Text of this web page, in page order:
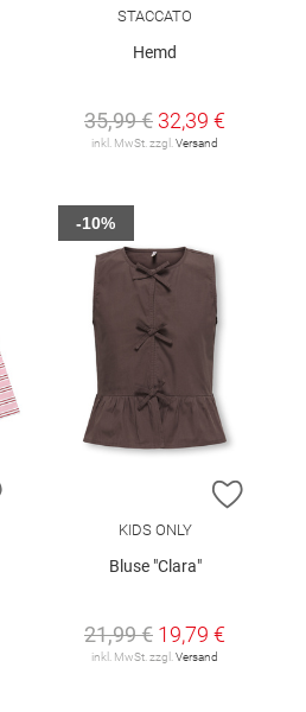
STACCATO
Hemd
35,99 € 32,39 €
inkl. MwSt. zzgl. Versand
ZUR WUNSCHLISTE HINZUFÜGEN
ZUR
KIDS ONLY
Bluse "Clara"
21,99 € 19,79 €
inkl. MwSt. zzgl. Versand
-10%